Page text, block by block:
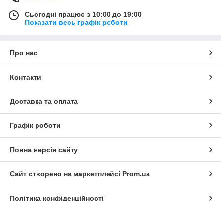
Сьогодні працює з 10:00 до 19:00
Показати весь графік роботи
Про нас
Контакти
Доставка та оплата
Графік роботи
Повна версія сайту
Сайт створено на маркетплейсі Prom.ua
Політика конфіденційності